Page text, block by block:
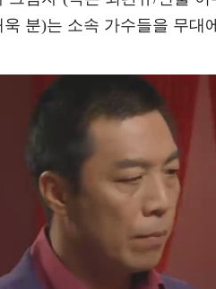
분)는 소속 가수들을 무대